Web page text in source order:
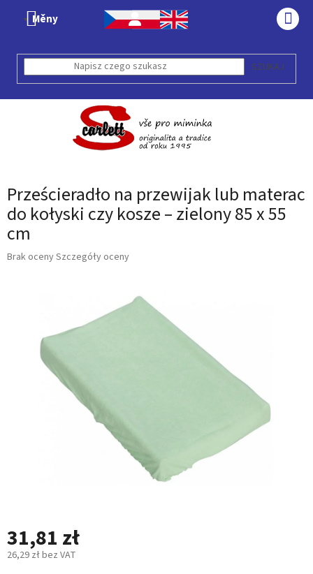
Měny
SZUKAJ
Prześcieradło na przewijak lub materac
do kołyski czy kosze – zielony 85 x 55
cm
Średnia
gwiazdek.
Brak ocenySzczegóły oceny
31,81 zł
26,29 zł bez VAT